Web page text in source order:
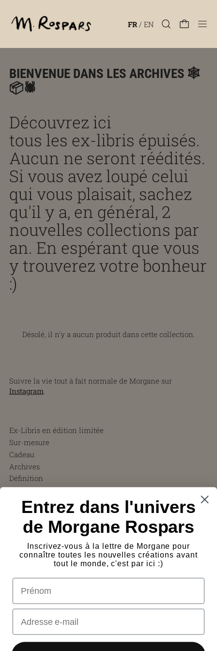
FR / EN
BIENVENUE DANS LES ARCHIVES 🕸️
📦🕷️
Découvrez ici
tous les ex-libris épuisés.
Aucun ne seront réédités.
Si vous avez loupé celui
qui vous plaisait, sachez
qu'il y a, en général, 2
nouvelles collections par
an. En espérant que vous
y trouverez votre bonheur
:)
Désolé, il n'y a aucun produit dans cette collection.
Suivre la vie tout à fait normale de Morgane sur
Instagram.
Ex-Libris en édition limitée
Sur-mesure
Cadeau
Archives
Définition
CGV
Charity ❤︎
À propos
Presse
Frais de port
Contact
Entrez dans l'univers
de Morgane Rospars
Inscrivez-vous à la lettre de Morgane pour
connaître toutes les nouvelles créations avant
tout le monde, c'est par ici :)
prénom
Email